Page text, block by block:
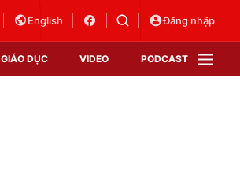
English Đăng nhập
GIÁO DỤC VIDEO PODCAST